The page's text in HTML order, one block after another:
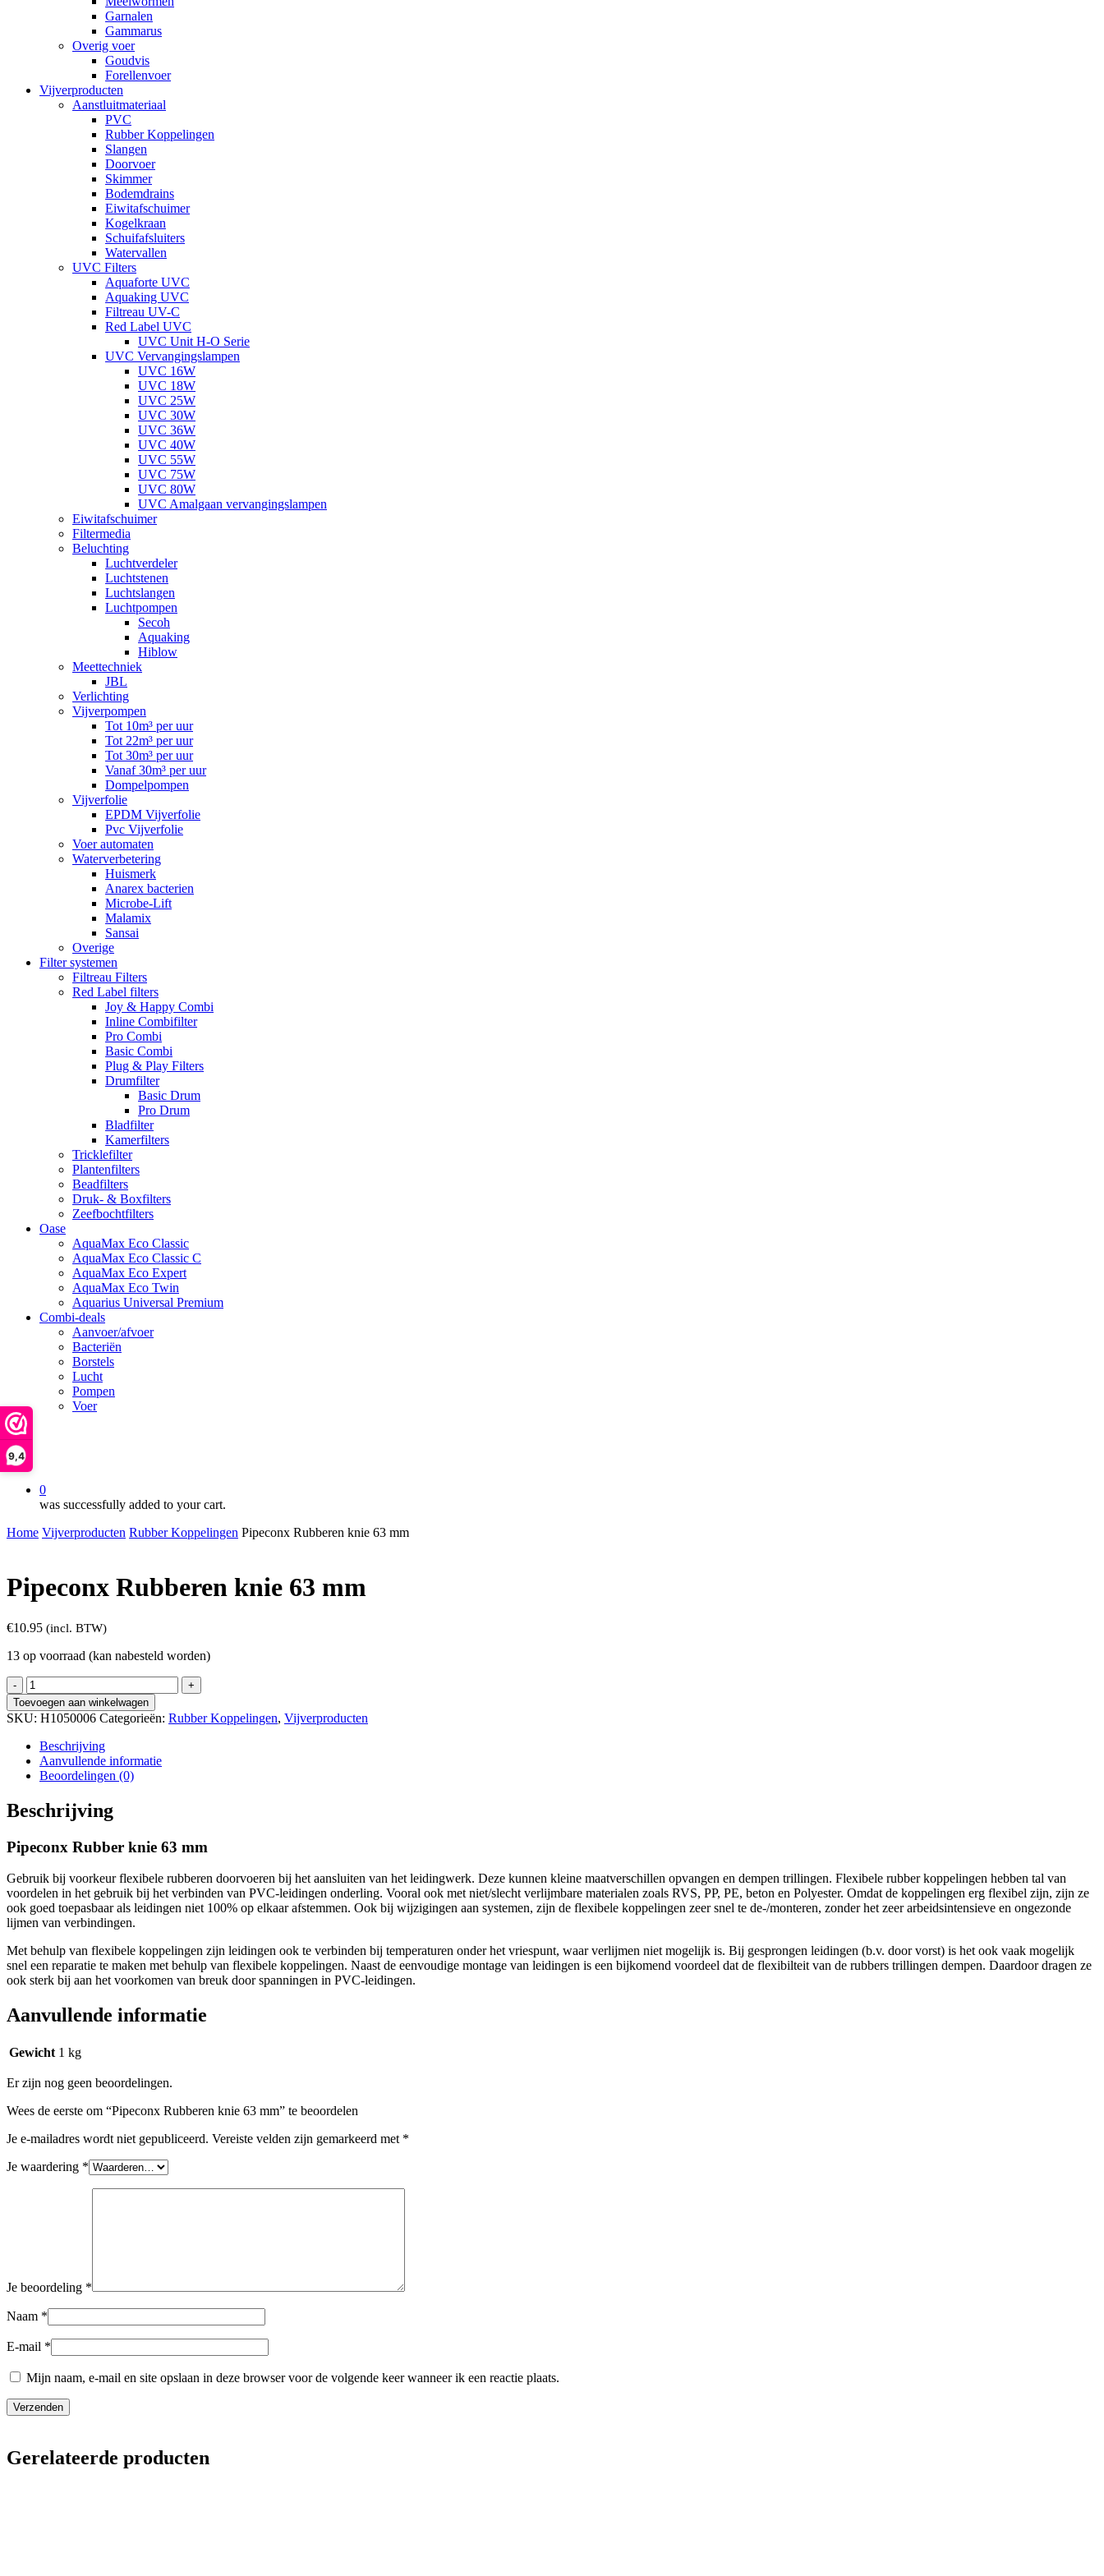
9,4
Garnalen
Gammarus
Overig voer
Goudvis
Forellenvoer
Vijverproducten
Aanstluitmateriaal
PVC
Rubber Koppelingen
Slangen
Doorvoer
Skimmer
Bodemdrains
Eiwitafschuimer
Kogelkraan
Schuifafsluiters
Watervallen
UVC Filters
Aquaforte UVC
Aquaking UVC
Filtreau UV-C
Red Label UVC
UVC Unit H-O Serie
UVC Vervangingslampen
UVC 16W
UVC 18W
UVC 25W
UVC 30W
UVC 36W
UVC 40W
UVC 55W
UVC 75W
UVC 80W
UVC Amalgaan vervangingslampen
Eiwitafschuimer
Filtermedia
Beluchting
Luchtverdeler
Luchtstenen
Luchtslangen
Luchtpompen
Secoh
Aquaking
Hiblow
Meettechniek
JBL
Verlichting
Vijverpompen
Tot 10m³ per uur
Tot 22m³ per uur
Tot 30m³ per uur
Vanaf 30m³ per uur
Dompelpompen
Vijverfolie
EPDM Vijverfolie
Pvc Vijverfolie
Voer automaten
Waterverbetering
Huismerk
Anarex bacterien
Microbe-Lift
Malamix
Sansai
Overige
Filter systemen
Filtreau Filters
Red Label filters
Joy & Happy Combi
Inline Combifilter
Pro Combi
Basic Combi
Plug & Play Filters
Drumfilter
Basic Drum
Pro Drum
Bladfilter
Kamerfilters
Tricklefilter
Plantenfilters
Beadfilters
Druk- & Boxfilters
Zeefbochtfilters
Oase
AquaMax Eco Classic
AquaMax Eco Classic C
AquaMax Eco Expert
AquaMax Eco Twin
Aquarius Universal Premium
Combi-deals
Aanvoer/afvoer
Bacteriën
Borstels
Lucht
Pompen
Voer
0
was successfully added to your cart.
Home Vijverproducten Rubber Koppelingen Pipeconx Rubberen knie 63 mm
Pipeconx Rubberen knie 63 mm
€10.95 (incl. BTW)
13 op voorraad (kan nabesteld worden)
Pipeconx
Rubberen
knie
63
mm
aantal
Toevoegen aan winkelwagen
SKU: H1050006 Categorieën: Rubber Koppelingen, Vijverproducten
Beschrijving
Aanvullende informatie
Beoordelingen (0)
Beschrijving
Pipeconx Rubber knie 63 mm
Gebruik bij voorkeur flexibele rubberen doorvoeren bij het aansluiten van het leidingwerk. Deze kunnen kleine maatverschillen opvangen en dempen trillingen. Flexibele rubber koppelingen hebben tal van
voordelen in het gebruik bij het verbinden van PVC-leidingen onderling. Vooral ook met niet/slecht verlijmbare materialen zoals RVS, PP, PE, beton en Polyester. Omdat de koppelingen erg flexibel zijn, zijn ze
ook goed toepasbaar als leidingen niet 100% op elkaar afstemmen. Ook bij wijzigingen aan systemen, zijn de flexibele koppelingen zeer snel te de-/monteren, zonder het zeer arbeidsintensieve en ongezonde
lijmen van verbindingen.
Met behulp van flexibele koppelingen zijn leidingen ook te verbinden bij temperaturen onder het vriespunt, waar verlijmen niet mogelijk is. Bij gesprongen leidingen (b.v. door vorst) is het ook vaak mogelijk
snel een reparatie te maken met behulp van flexibele koppelingen. Naast de eenvoudige montage van leidingen is een bijkomend voordeel dat de flexibilteit van de rubbers trillingen dempen. Daardoor dragen ze
ook sterk bij aan het voorkomen van breuk door spanningen in PVC-leidingen.
Aanvullende informatie
Gewicht 1 kg
Er zijn nog geen beoordelingen.
Wees de eerste om “Pipeconx Rubberen knie 63 mm” te beoordelen
Je e-mailadres wordt niet gepubliceerd. Vereiste velden zijn gemarkeerd met *
Je waardering *
Je beoordeling *
Naam *
E-mail *
Mijn naam, e-mail en site opslaan in deze browser voor de volgende keer wanneer ik een reactie plaats.
Gerelateerde producten